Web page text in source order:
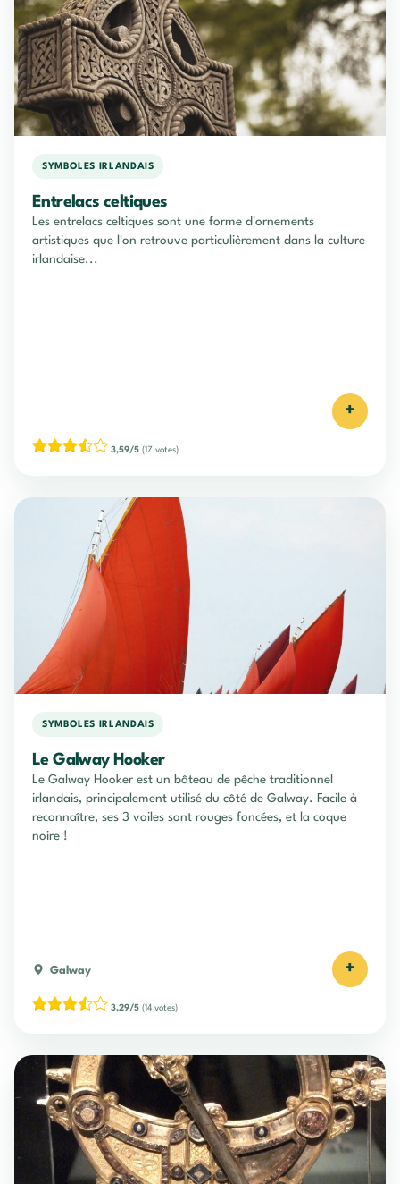
SYMBOLES IRLANDAIS
Entrelacs celtiques
Les entrelacs celtiques sont une forme d'ornements
artistiques que l'on retrouve particulièrement dans la culture
irlandaise...
+
3,59/5 (17 votes)
SYMBOLES IRLANDAIS
Le Galway Hooker
Le Galway Hooker est un bâteau de pêche traditionnel
irlandais, principalement utilisé du côté de Galway. Facile à
reconnaître, ses 3 voiles sont rouges foncées, et la coque
noire !
Galway +
3,29/5 (14 votes)